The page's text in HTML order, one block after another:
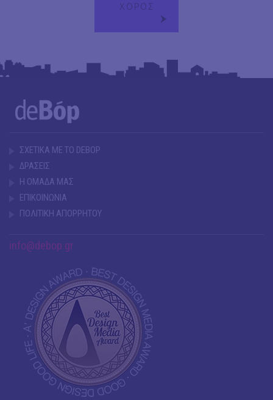
ΧΟΡΟΣ
ΣΧΕΤΙΚΑ ΜΕ ΤΟ DEBOP
ΔΡΑΣΕΙΣ
Η ΟΜΑΔΑ ΜΑΣ
ΕΠΙΚΟΙΝΩΝΙΑ
ΠΟΛΙΤΙΚΗ ΑΠΟΡΡΗΤΟΥ
info@debop.gr